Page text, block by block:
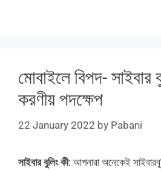
মোবাইলে বিপদ- সাইবার
করণীয় পদক্ষেপ
22 January 2022 by Pabani
সাইবার বুলিং কী: আপনারা অনেকেই